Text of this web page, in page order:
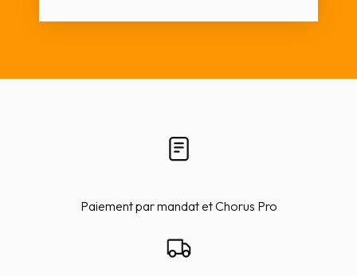
Paiement par mandat et Chorus Pro